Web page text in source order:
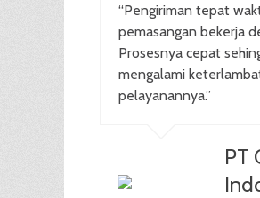
“Pengiriman tepat
pemasangan bekerja
Prosesnya cepat
mengalami
pelayanannya.”
PT